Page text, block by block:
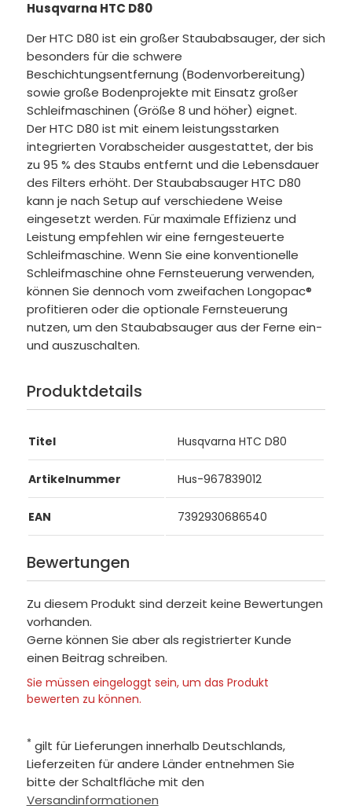
Husqvarna HTC D80
Der HTC D80 ist ein großer Staubabsauger, der sich
besonders für die schwere
Beschichtungsentfernung (Bodenvorbereitung)
sowie große Bodenprojekte mit Einsatz großer
Schleifmaschinen (Größe 8 und höher) eignet.
Der HTC D80 ist mit einem leistungsstarken
integrierten Vorabscheider ausgestattet, der bis
zu 95 % des Staubs entfernt und die Lebensdauer
des Filters erhöht. Der Staubabsauger HTC D80
kann je nach Setup auf verschiedene Weise
eingesetzt werden. Für maximale Effizienz und
Leistung empfehlen wir eine ferngesteuerte
Schleifmaschine. Wenn Sie eine konventionelle
Schleifmaschine ohne Fernsteuerung verwenden,
können Sie dennoch vom zweifachen Longopac®
profitieren oder die optionale Fernsteuerung
nutzen, um den Staubabsauger aus der Ferne ein-
und auszuschalten.
Produktdetails
Titel Husqvarna HTC D80
Artikelnummer Hus-967839012
EAN 7392930686540
Bewertungen
Zu diesem Produkt sind derzeit keine Bewertungen
vorhanden.
Gerne können Sie aber als registrierter Kunde
einen Beitrag schreiben.
Sie müssen eingeloggt sein, um das Produkt
bewerten zu können.
* gilt für Lieferungen innerhalb Deutschlands,
Lieferzeiten für andere Länder entnehmen Sie
bitte der Schaltfläche mit den
Versandinformationen